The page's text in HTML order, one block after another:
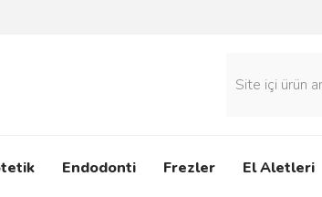
Endodonti Frezler El Aletleri